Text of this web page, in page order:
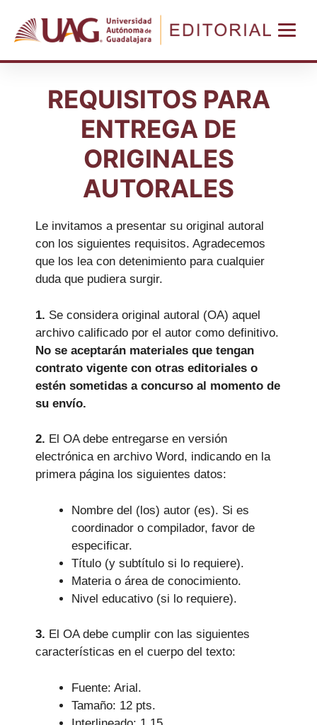
REQUISITOS PARA
ENTREGA DE
ORIGINALES
AUTORALES
Le invitamos a presentar su original autoral
con los siguientes requisitos. Agradecemos
que los lea con detenimiento para cualquier
duda que pudiera surgir.
1. Se considera original autoral (OA) aquel
archivo calificado por el autor como definitivo.
No se aceptarán materiales que tengan
contrato vigente con otras editoriales o
estén sometidas a concurso al momento de
su envío.
2. El OA debe entregarse en versión
electrónica en archivo Word, indicando en la
primera página los siguientes datos:
Nombre del (los) autor (es). Si es
coordinador o compilador, favor de
especificar.
Título (y subtítulo si lo requiere).
Materia o área de conocimiento.
Nivel educativo (si lo requiere).
3. El OA debe cumplir con las siguientes
características en el cuerpo del texto:
Fuente: Arial.
Tamaño: 12 pts.